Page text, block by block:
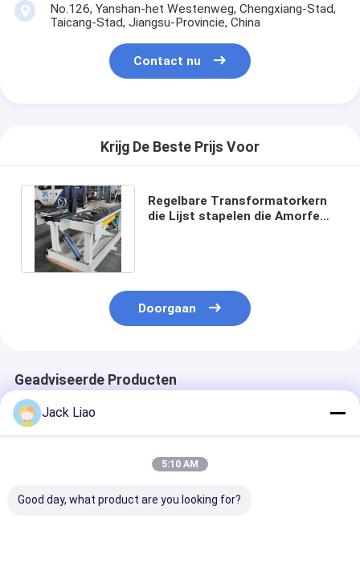
No.126, Yanshan-het Westenweg, Chengxiang-Stad,
Taicang-Stad, Jiangsu-Provincie, China
Contact nu
Krijg De Beste Prijs Voor
Regelbare Transformatorkern
die Lijst stapelen die Amorfe
Doorgaan
Geadviseerde Producten
Jack Liao
5:10 AM
Good day, what product are you looking for?